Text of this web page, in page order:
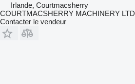
Irlande, Courtmacsherry
COURTMACSHERRY MACHINERY LTD
Contacter le vendeur